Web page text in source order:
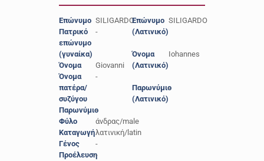
Επώνυμο SILIGARDO
Πατρικό
επώνυμο
(γυναίκα)
-
Όνομα
Giovanni
Όνομα
πατέρα/
συζύγου
-
Παρωνύμιο
-
Φύλο
άνδρας/male
Καταγωγήλατινική/latin
Γένος
-
Προέλευση-
Επώνυμο
(Λατινικό)
SILIGARDO
Όνομα
(Λατινικό)
Iohannes
Παρωνύμιο
(Λατινικό)
-